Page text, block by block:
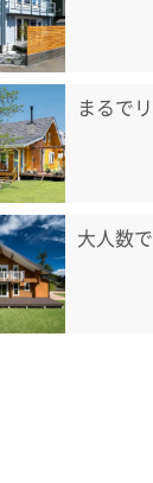
まるで
大人数